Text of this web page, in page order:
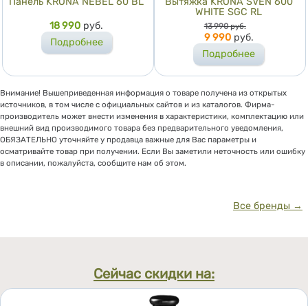
Цена
18 990 руб.
Подробнее
WHITE SGC RL
Цена
13 990 руб.
9 990 руб.
Подробнее
Внимание! Вышеприведенная информация о товаре получена из открытых
источников, в том числе с официальных сайтов и из каталогов. Фирма-
производитель может внести изменения в характеристики, комплектацию или
внешний вид производимого товара без предварительного уведомления,
ОБЯЗАТЕЛЬНО уточняйте у продавца важные для Вас параметры и
осматривайте товар при получении. Если Вы заметили неточность или ошибку
в описании, пожалуйста, сообщите нам об этом.
Все бренды →
Сейчас скидки на: